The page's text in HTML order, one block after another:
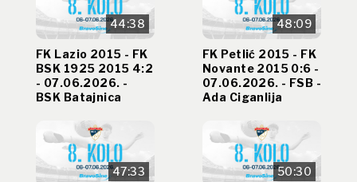
44:38
FK Lazio 2015 - FK
BSK 1925 2015 4:2
- 07.06.2026. -
BSK Batajnica
48:09
FK Petlić 2015 - FK
Novante 2015 0:6 -
07.06.2026. - FSB -
Ada Ciganlija
47:33 50:30